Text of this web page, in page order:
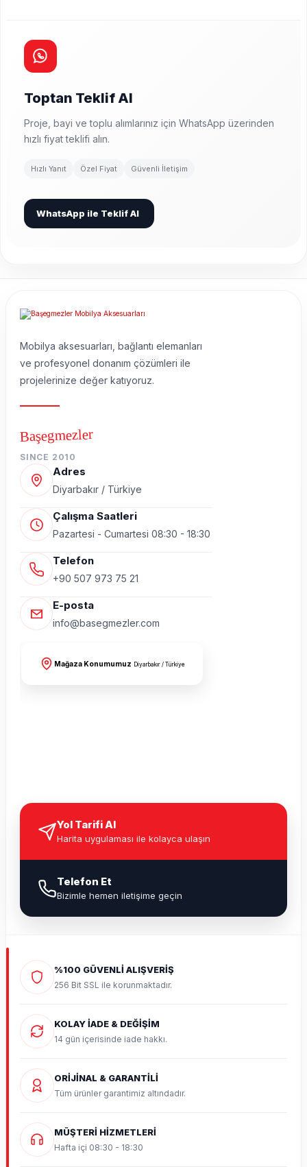
Toptan Teklif Al
Proje, bayi ve toplu alımlarınız için WhatsApp üzerinden
hızlı fiyat teklifi alın.
Hızlı Yanıt Özel Fiyat Güvenli İletişim
WhatsApp ile Teklif Al
Mobilya aksesuarları, bağlantı elemanları
ve profesyonel donanım çözümleri ile
projelerinize değer katıyoruz.
Başegmezler
SINCE 2010
Adres
Diyarbakır / Türkiye
Çalışma Saatleri
Pazartesi - Cumartesi 08:30 - 18:30
Telefon
+90 507 973 75 21
E-posta
info@basegmezler.com
Mağaza Konumumuz Diyarbakır / Türkiye
Yol Tarifi Al
Harita uygulaması ile kolayca ulaşın
Telefon Et
Bizimle hemen iletişime geçin
%100 GÜVENLİ ALIŞVERİŞ
256 Bit SSL ile korunmaktadır.
KOLAY İADE & DEĞİŞİM
14 gün içerisinde iade hakkı.
ORİJİNAL & GARANTİLİ
Tüm ürünler garantimiz altındadır.
MÜŞTERİ HİZMETLERİ
Hafta içi 08:30 - 18:30